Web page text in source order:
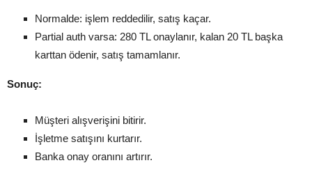
Normalde: işlem reddedilir, satış kaçar.
Partial auth varsa: 280 TL onaylanır, kalan 20 TL başka
karttan ödenir, satış tamamlanır.
Sonuç:
Müşteri alışverişini bitirir.
İşletme satışını kurtarır.
Banka onay oranını artırır.